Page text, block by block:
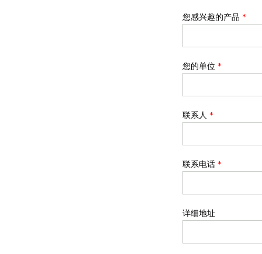
您感兴趣的产品 *
您的单位 *
联系人 *
联系电话 *
详细地址